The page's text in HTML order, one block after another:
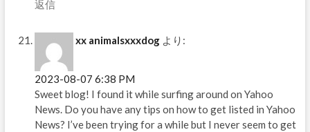
返信
xx animalsxxxdog より:
2023-08-07 6:38 PM
Sweet blog! I found it while surfing around on Yahoo
News. Do you have any tips on how to get listed in Yahoo
News? I’ve been trying for a while but I never seem to get